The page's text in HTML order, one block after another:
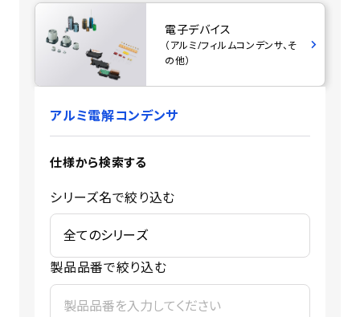
電子デバイス
（アルミ/フィルムコンデンサ、そ
の他）
アルミ電解コンデンサ
仕様から検索する
シリーズ名で絞り込む
製品品番で絞り込む